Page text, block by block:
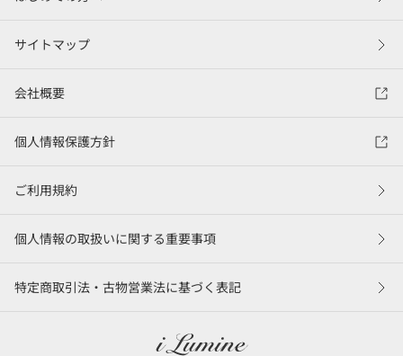
サイトマップ
会社概要
個人情報保護方針
ご利用規約
個人情報の取扱いに関する重要事項
特定商取引法・古物営業法に基づく表記